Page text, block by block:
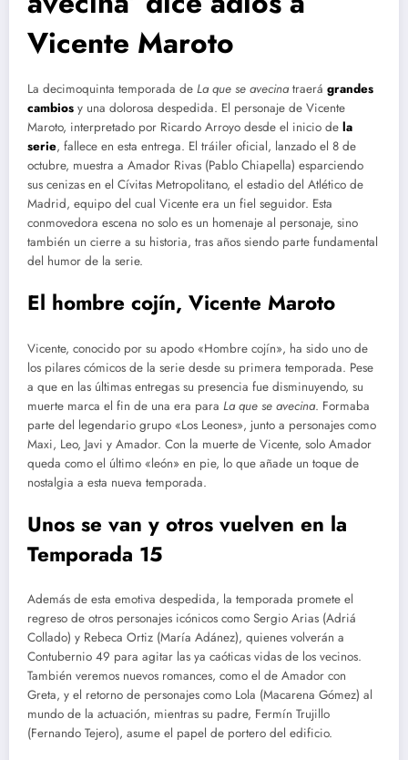
Vicente Maroto
La decimoquinta temporada de La que se avecinatraerá grandes
cambios y una dolorosa despedida. El personaje de Vicente
Maroto, interpretado por Ricardo Arroyo desde el inicio de la
serie, fallece en esta entrega. El tráiler oficial, lanzado el 8 de
octubre, muestra a Amador Rivas (Pablo Chiapella) esparciendo
sus cenizas en el Cívitas Metropolitano, el estadio del Atlético de
Madrid, equipo del cual Vicente era un fiel seguidor. Esta
conmovedora escena no solo es un homenaje al personaje, sino
también un cierre a su historia, tras años siendo parte fundamental
del humor de la serie.
El hombre cojín, Vicente Maroto
Vicente, conocido por su apodo «Hombre cojín», ha sido uno de
los pilares cómicos de la serie desde su primera temporada. Pese
a que en las últimas entregas su presencia fue disminuyendo, su
muerte marca el fin de una era para La que se avecina. Formaba
parte del legendario grupo «Los Leones», junto a personajes como
Maxi, Leo, Javi y Amador. Con la muerte de Vicente, solo Amador
queda como el último «león» en pie, lo que añade un toque de
nostalgia a esta nueva temporada.
Unos se van y otros vuelven en la
Temporada 15
Además de esta emotiva despedida, la temporada promete el
regreso de otros personajes icónicos como Sergio Arias (Adriá
Collado) y Rebeca Ortiz (María Adánez), quienes volverán a
Contubernio 49 para agitar las ya caóticas vidas de los vecinos.
También veremos nuevos romances, como el de Amador con
Greta, y el retorno de personajes como Lola (Macarena Gómez) al
mundo de la actuación, mientras su padre, Fermín Trujillo
(Fernando Tejero), asume el papel de portero del edificio​.